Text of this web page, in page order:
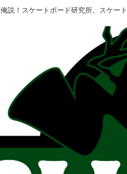
俺説！スケートボード研究所。スケー